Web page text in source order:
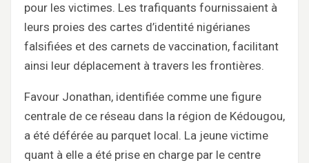
pour les victimes. Les trafiquants fournissaient à
leurs proies des cartes d’identité nigérianes
falsifiées et des carnets de vaccination, facilitant
ainsi leur déplacement à travers les frontières.
Favour Jonathan, identifiée comme une figure
centrale de ce réseau dans la région de Kédougou,
a été déférée au parquet local. La jeune victime
quant à elle a été prise en charge par le centre